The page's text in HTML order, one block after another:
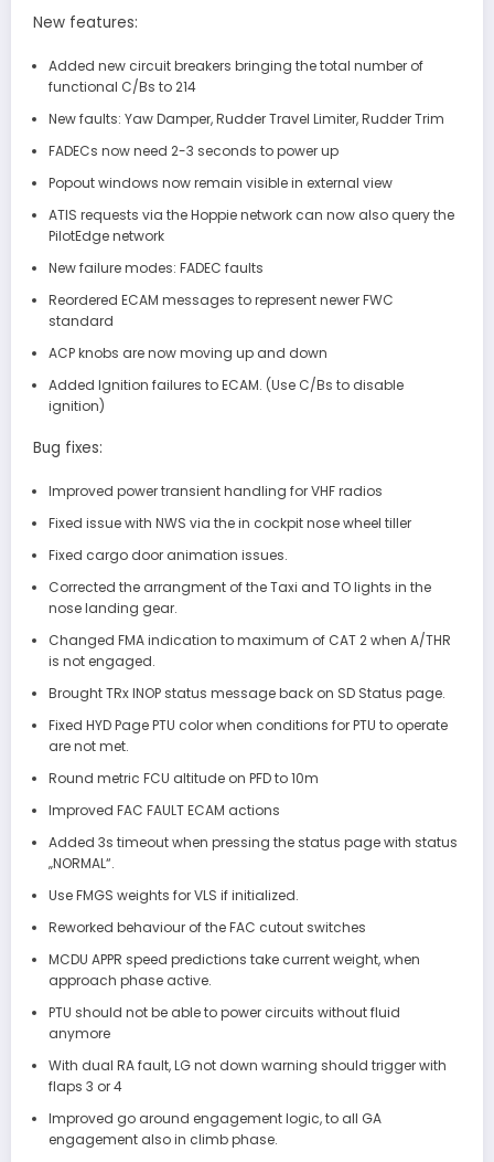
New features:
Added new circuit breakers bringing the total number of
functional C/Bs to 214
New faults: Yaw Damper, Rudder Travel Limiter, Rudder Trim
FADECs now need 2-3 seconds to power up
Popout windows now remain visible in external view
ATIS requests via the Hoppie network can now also query the
PilotEdge network
New failure modes: FADEC faults
Reordered ECAM messages to represent newer FWC
standard
ACP knobs are now moving up and down
Added Ignition failures to ECAM. (Use C/Bs to disable
ignition)
Bug fixes:
Improved power transient handling for VHF radios
Fixed issue with NWS via the in cockpit nose wheel tiller
Fixed cargo door animation issues.
Corrected the arrangment of the Taxi and TO lights in the
nose landing gear.
Changed FMA indication to maximum of CAT 2 when A/THR
is not engaged.
Brought TRx INOP status message back on SD Status page.
Fixed HYD Page PTU color when conditions for PTU to operate
are not met.
Round metric FCU altitude on PFD to 10m
Improved FAC FAULT ECAM actions
Added 3s timeout when pressing the status page with status
„NORMAL“.
Use FMGS weights for VLS if initialized.
Reworked behaviour of the FAC cutout switches
MCDU APPR speed predictions take current weight, when
approach phase active.
PTU should not be able to power circuits without fluid
anymore
With dual RA fault, LG not down warning should trigger with
flaps 3 or 4
Improved go around engagement logic, to all GA
engagement also in climb phase.